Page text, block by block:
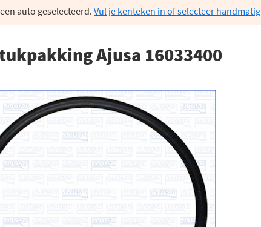
auto geselecteerd. Vul je kenteken in of selecteer handmatig
Ajusa 16033400